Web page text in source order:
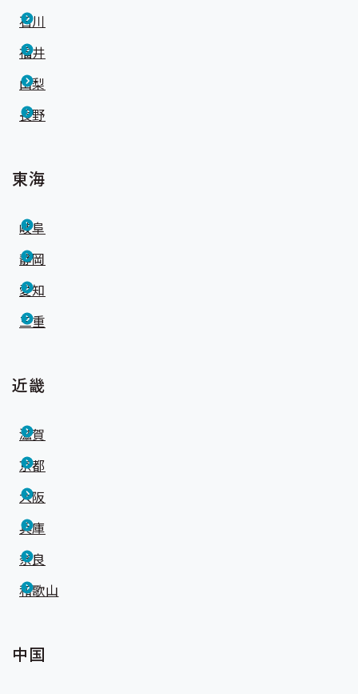
石川
福井
山梨
長野
東海
岐阜
静岡
愛知
三重
近畿
滋賀
京都
大阪
兵庫
奈良
和歌山
中国